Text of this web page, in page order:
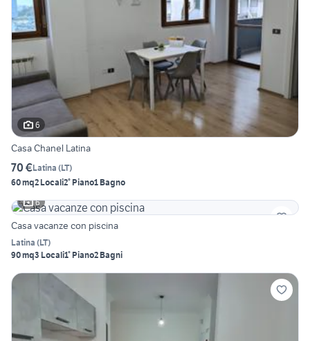
6
Casa Chanel Latina
70 €Latina (LT)
60 mq2 Locali2° Piano1 Bagno
6
Casa vacanze con piscina
Latina (LT)
90 mq3 Locali1° Piano2 Bagni